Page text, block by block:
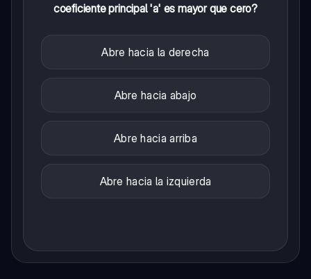
coeficiente principal 'a' es mayor que cero?
Abre hacia la derecha
Abre hacia abajo
Abre hacia arriba
Abre hacia la izquierda